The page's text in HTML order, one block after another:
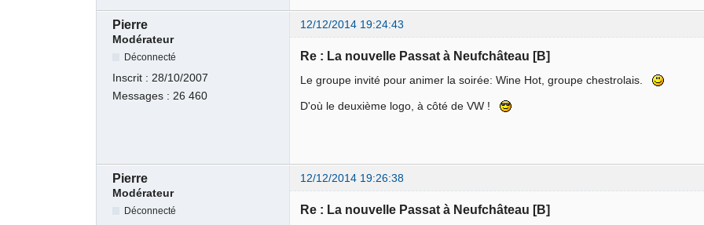
Pierre
12/12/2014 19:24:43
Modérateur
Déconnecté
Inscrit : 28/10/2007
Messages : 26 460
Re : La nouvelle Passat à Neufchâteau [B]
Le groupe invité pour animer la soirée: Wine Hot, groupe chestrolais.
D'où le deuxième logo, à côté de VW !
Pierre
12/12/2014 19:26:38
Modérateur
Déconnecté Re : La nouvelle Passat à Neufchâteau [B]